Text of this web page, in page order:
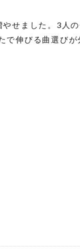
せました。3人
で伸びる曲選び